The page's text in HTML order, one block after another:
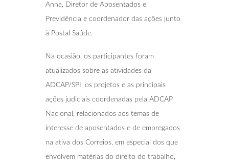
Anna, Diretor de Aposentados e
Previdência e coordenador das ações junto
à Postal Saúde.
Na ocasião, os participantes foram
atualizados sobre as atividades da
ADCAP/SPI, os projetos e as principais
ações judiciais coordenadas pela ADCAP
Nacional, relacionados aos temas de
interesse de aposentados e de empregados
na ativa dos Correios, em especial dos que
envolvem matérias do direito do trabalho,